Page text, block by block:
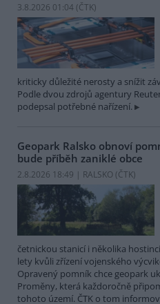
3.8.2026 01:04 (ČTK)
kriticky důležité nerosty a snížit
Podle dvou zdrojů agentury
podepsal potřebné nařízení.
Geopark Ralsko obnoví
bude příběh zaniklé obce
2.8.2026 18:49 | RALSKO (ČTK)
četnickou stanicí i několika
lety kvůli zřízení vojenského
Opravený pomník chce geopark
Proměny, která každoročně
tohoto území. ČTK o tom